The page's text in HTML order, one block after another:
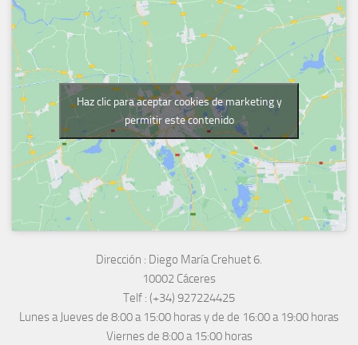
Haz clic para aceptar cookies de marketing y
permitir este contenido
Dirección : Diego María Crehuet 6.
10002 Cáceres
Telf : (+34) 927224425
Lunes a Jueves de 8:00 a 15:00 horas y de de 16:00 a 19:00 horas
Viernes de 8:00 a 15:00 horas